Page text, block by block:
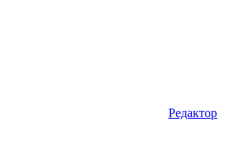
Редактор